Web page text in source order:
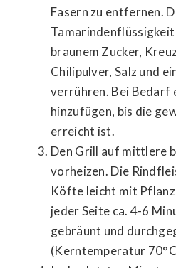
Fasern zu entfernen.
braunem Zucker,
Chilipulver, Salz und
verrühren. Bei Bedarf
hinzufügen, bis die
erreicht ist.
Den Grill auf mittlere
vorheizen. Die
Köfte leicht mit
jeder Seite ca. 4-6
gebräunt und
(Kerntemperatur